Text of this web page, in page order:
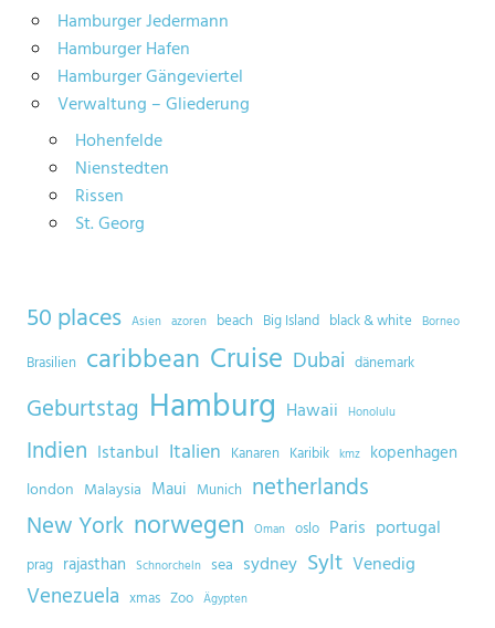
Hamburger Jedermann
Hamburger Hafen
Hamburger Gängeviertel
Verwaltung – Gliederung
Hohenfelde
Nienstedten
Rissen
St. Georg
50 places Asien azoren beach Big Island black & white Borneo
Brasilien caribbean Cruise Dubai dänemark
Geburtstag Hamburg Hawaii Honolulu
Indien Istanbul Italien Kanaren Karibik kmz kopenhagen
london Malaysia Maui Munich netherlands
New York norwegen Oman oslo Paris portugal
prag rajasthan Schnorcheln sea sydney Sylt Venedig
Venezuela xmas Zoo Ägypten